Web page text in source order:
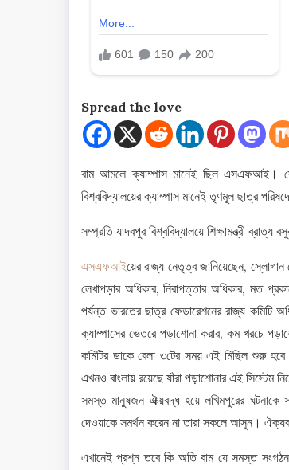
Spread the love
বাম আমলে ক্যাম্পাস মানেই ছিল এসএফআই।
বিশ্ববিদ্যালয়ের ক্যাম্পাস মানেই তৃণমূল ছাত্র
সম্প্রতি যাদবপুর বিশ্ববিদ্যালয়ে শিক্ষামন্ত্রী
এসএফআইয়ের রাজ্য নেতৃত্ব জানিয়েছেন, স্লোগান
লেখাপড়ার অধিকার, নিরাপত্তার অধিকার, মত
পর্যন্ত ভারতের ছাত্র ফেডারেশনের রাজ্য কমিটি
ক্যাম্পাসের ভেতরে পড়াশোনা করার, কম খরচে
কমিটির ডাকে বেলা ৩টের সময় এই মিছিল শুরু
এখনও বাংলায় রয়েছে যাঁরা পড়াশোনার এই
সমস্ত মানুষজন ঐক্য়বদ্ধ হয়ে লখিমপুরের ঘটনাকে
দেওয়াকে সমর্থন করেন না তারা সকলে আসুন।
এখানেই প্রশ্ন তবে কি অতি বাম যে সমস্ত